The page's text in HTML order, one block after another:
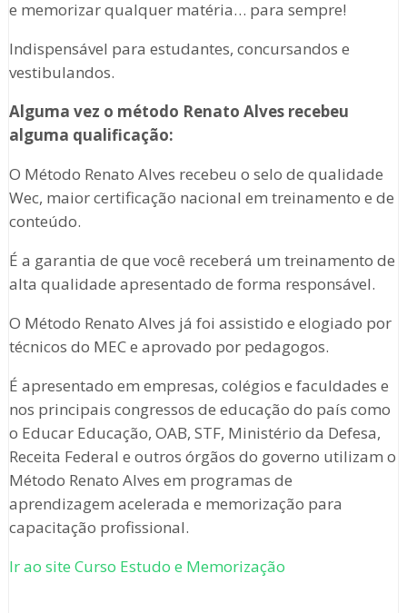
e memorizar qualquer matéria… para sempre!
Indispensável para estudantes, concursandos e
vestibulandos.
Alguma vez o método Renato Alves recebeu
alguma qualificação:
O Método Renato Alves recebeu o selo de qualidade
Wec, maior certificação nacional em treinamento e de
conteúdo.
É a garantia de que você receberá um treinamento de
alta qualidade apresentado de forma responsável.
O Método Renato Alves já foi assistido e elogiado por
técnicos do MEC e aprovado por pedagogos.
É apresentado em empresas, colégios e faculdades e
nos principais congressos de educação do país como
o Educar Educação, OAB, STF, Ministério da Defesa,
Receita Federal e outros órgãos do governo utilizam o
Método Renato Alves em programas de
aprendizagem acelerada e memorização para
capacitação profissional.
Ir ao site Curso Estudo e Memorização